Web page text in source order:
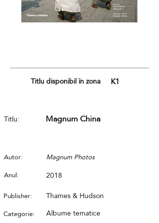
Titlu disponibil în zona K1
Titlu: Magnum China
Autor:
Magnum Photos
Anul:
2018
Publisher: Thames & Hudson
Categorie: Albume tematice